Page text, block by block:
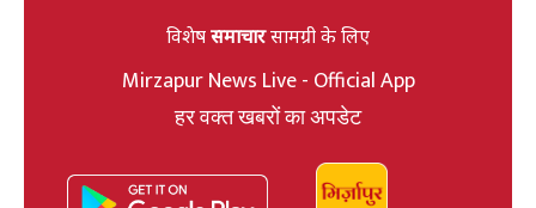
विशेषसमाचारसामग्री के लिए
Mirzapur News Live - Official App
हर वक्त खबरों का अपडेट